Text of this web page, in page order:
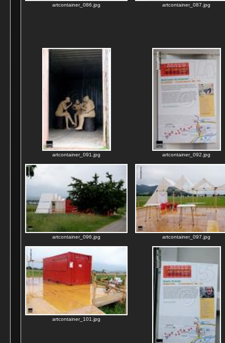
artcontainer_086.jpg artcontainer_087.jpg
artcontainer_091.jpg artcontainer_092.jpg
artcontainer_096.jpg artcontainer_097.jpg
artcontainer_101.jpg